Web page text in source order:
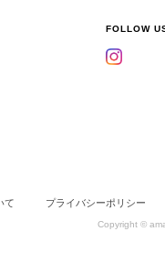
FOLLOW
て プライバシーポリシー
Copyright ©